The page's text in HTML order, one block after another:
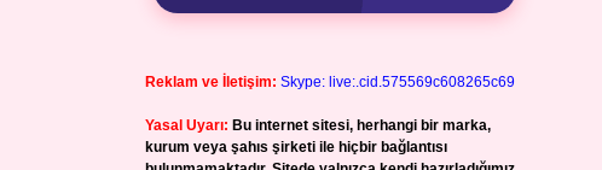
Reklam ve İletişim: Skype: live:.cid.575569c608265c69
Yasal Uyarı: Bu internet sitesi, herhangi bir marka,
kurum veya şahıs şirketi ile hiçbir bağlantısı